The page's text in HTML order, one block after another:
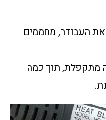
העבודה, מחממים
מתקפלת, תוך כמה